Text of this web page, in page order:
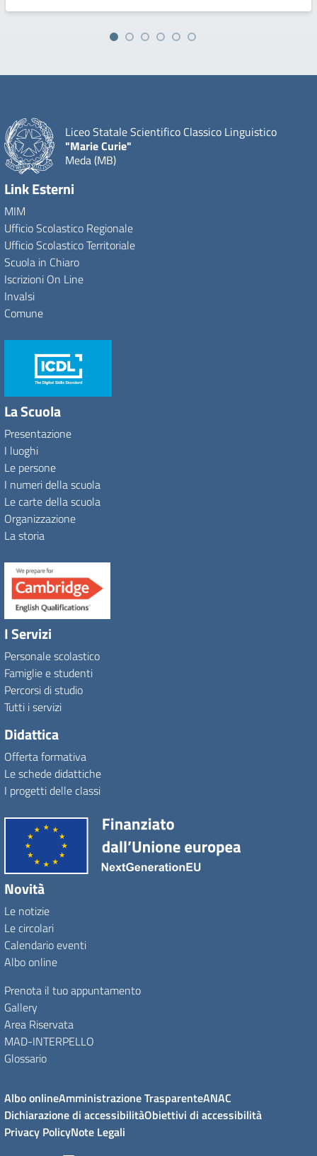
Liceo Statale Scientifico Classico Linguistico
"Marie Curie"
Meda (MB)
Link Esterni
MIM
Ufficio Scolastico Regionale
Ufficio Scolastico Territoriale
Scuola in Chiaro
Iscrizioni On Line
Invalsi
Comune
La Scuola
Presentazione
I luoghi
Le persone
I numeri della scuola
Le carte della scuola
Organizzazione
La storia
I Servizi
Personale scolastico
Famiglie e studenti
Percorsi di studio
Tutti i servizi
Didattica
Offerta formativa
Le schede didattiche
I progetti delle classi
Novità
Le notizie
Le circolari
Calendario eventi
Albo online
Prenota il tuo appuntamento
Gallery
Area Riservata
MAD-INTERPELLO
Glossario
Albo onlineAmministrazione TrasparenteANAC
Dichiarazione di accessibilitàObiettivi di accessibilità
Privacy PolicyNote Legali